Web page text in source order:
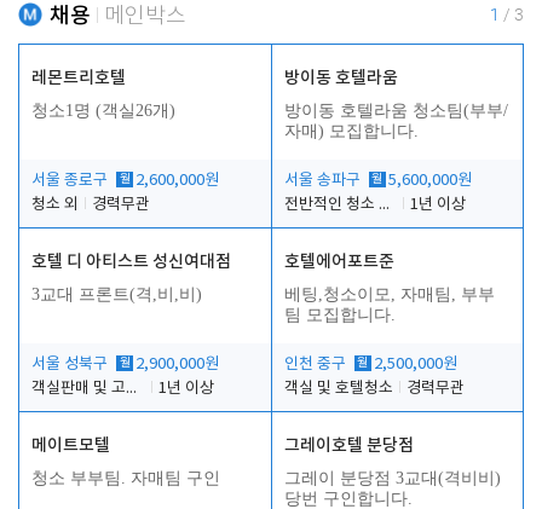
채용 메인박스 1 / 3
레몬트리호텔
청소1명 (객실26개)
서울 종로구 월 2,600,000원
청소 외
경력무관
방이동 호텔라움
방이동 호텔라움 청소팀(부부/
자매) 모집합니다.
서울 송파구 월 5,600,000원
전반적인 청소 업무(객실청소.객실정리)
1년 이상
호텔 디 아티스트 성신여대점
3교대 프론트(격,비,비)
서울 성북구 월 2,900,000원
객실판매 및 고객응대
1년 이상
호텔에어포트준
베팅,청소이모, 자매팀, 부부
팀 모집합니다.
인천 중구 월 2,500,000원
객실 및 호텔청소
경력무관
메이트모텔
청소 부부팀. 자매팀 구인
그레이호텔 분당점
그레이 분당점 3교대(격비비)
당번 구인합니다.